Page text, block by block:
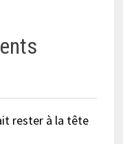
rester à la tête